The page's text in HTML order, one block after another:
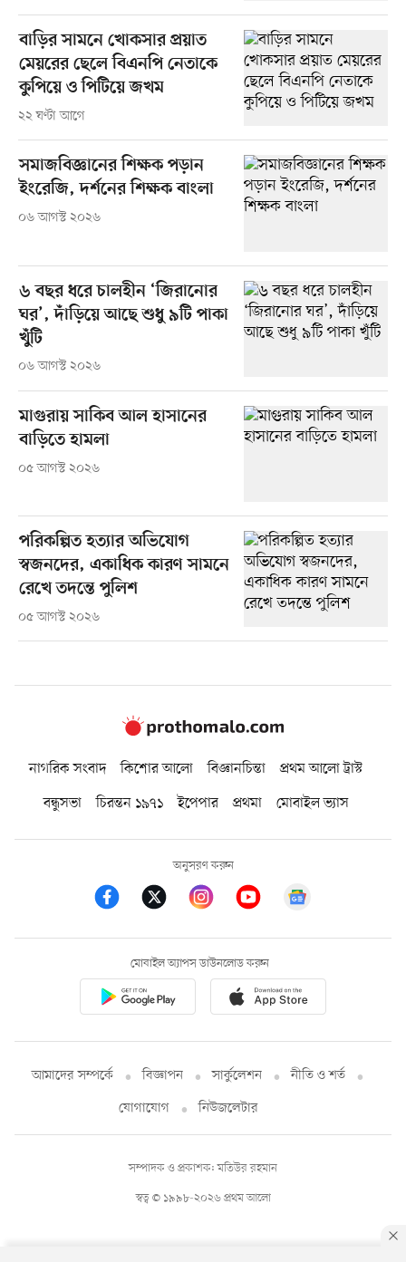
বাড়ির সামনে খোকসার প্রয়াত
মেয়রের ছেলে বিএনপি নেতাকে
কুপিয়ে ও পিটিয়ে জখম
২২ ঘণ্টা আগে
সমাজবিজ্ঞানের শিক্ষক পড়ান
ইংরেজি, দর্শনের শিক্ষক বাংলা
০৬ আগস্ট ২০২৬
৬ বছর ধরে চালহীন ‘জিরানোর
ঘর’, দাঁড়িয়ে আছে শুধু ৯টি পাকা
খুঁটি
০৬ আগস্ট ২০২৬
মাগুরায় সাকিব আল হাসানের
বাড়িতে হামলা
০৫ আগস্ট ২০২৬
পরিকল্পিত হত্যার অভিযোগ
স্বজনদের, একাধিক কারণ সামনে
রেখে তদন্তে পুলিশ
০৫ আগস্ট ২০২৬
নাগরিক সংবাদ কিশোর আলো বিজ্ঞানচিন্তা
প্রথম আলো ট্রাস্ট
বন্ধুসভা
চিরন্তন ১৯৭১ ইপেপার প্রথমা মোবাইল ভ্যাস
অনুসরণ করুন
মোবাইল অ্যাপস ডাউনলোড করুন
আমাদের সম্পর্কে বিজ্ঞাপন সার্কুলেশন
নীতি ও শর্ত
যোগাযোগ
নিউজলেটার
স্বত্ব © ১৯৯৮-২০২৬ প্রথম আলো
সম্পাদক ও প্রকাশক: মতিউর রহমান